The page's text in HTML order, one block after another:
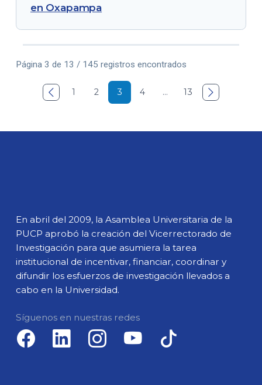
en Oxapampa
Página 3 de 13 / 145 registros encontrados
 1 2 3 4 … 13 
En abril del 2009, la Asamblea Universitaria de la
PUCP aprobó la creación del Vicerrectorado de
Investigación para que asumiera la tarea
institucional de incentivar, financiar, coordinar y
difundir los esfuerzos de investigación llevados a
cabo en la Universidad.
Síguenos en nuestras redes